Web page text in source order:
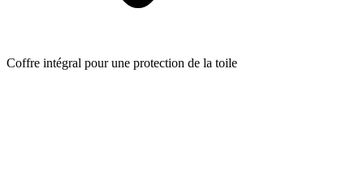
Coffre intégral pour une protection de la toile